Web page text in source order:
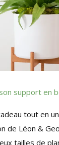
support en
tout en
de Léon &
tailles de